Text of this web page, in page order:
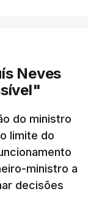
de quase
Neves
do ministro
limite do
ministro a
decisões